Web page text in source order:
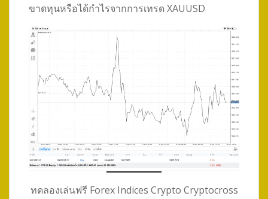
ขาดทุนหรือได้กำไรจากการเทรด XAUUSD
ทดลองเล่นฟรี Forex Indices Crypto Cryptocross